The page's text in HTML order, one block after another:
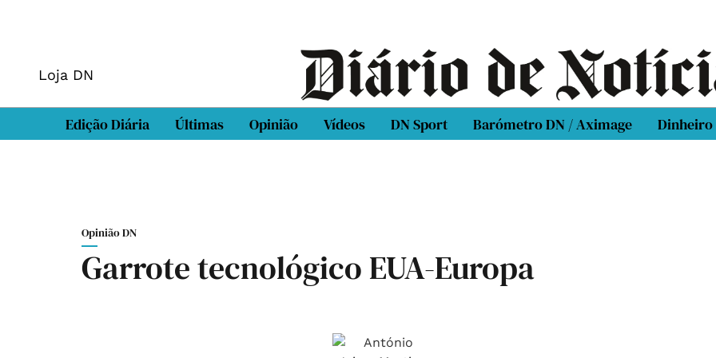
Loja DN
Edição Diária Últimas Opinião Vídeos DN Sport Barómetro DN / Aximage Dinheiro
Opinião DN
Garrote tecnológico EUA-Europa